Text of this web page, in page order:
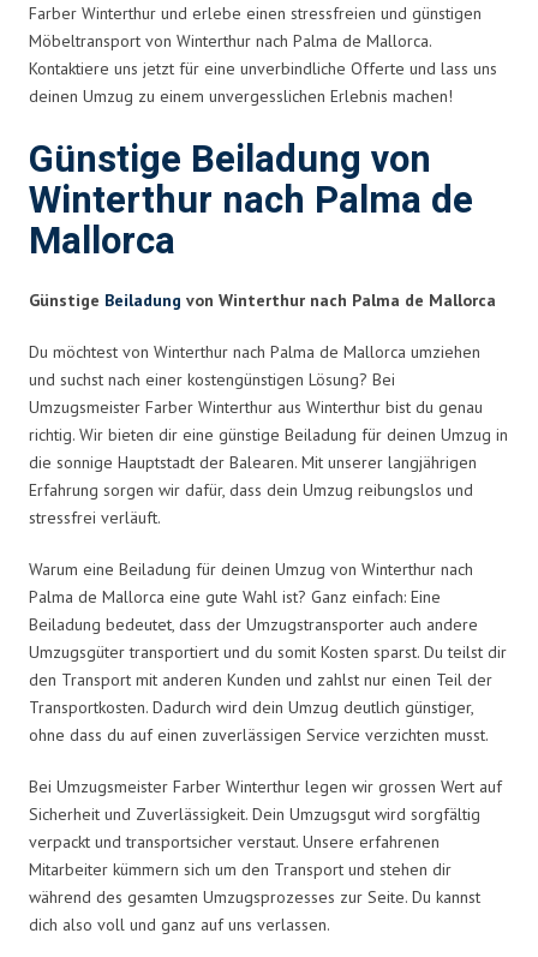
Farber Winterthur und erlebe einen stressfreien und günstigen
Möbeltransport von Winterthur nach Palma de Mallorca.
Kontaktiere uns jetzt für eine unverbindliche Offerte und lass uns
deinen Umzug zu einem unvergesslichen Erlebnis machen!
Günstige Beiladung von
Winterthur nach Palma de
Mallorca
Günstige Beiladung von Winterthur nach Palma de Mallorca
Du möchtest von Winterthur nach Palma de Mallorca umziehen
und suchst nach einer kostengünstigen Lösung? Bei
Umzugsmeister Farber Winterthur aus Winterthur bist du genau
richtig. Wir bieten dir eine günstige Beiladung für deinen Umzug in
die sonnige Hauptstadt der Balearen. Mit unserer langjährigen
Erfahrung sorgen wir dafür, dass dein Umzug reibungslos und
stressfrei verläuft.
Warum eine Beiladung für deinen Umzug von Winterthur nach
Palma de Mallorca eine gute Wahl ist? Ganz einfach: Eine
Beiladung bedeutet, dass der Umzugstransporter auch andere
Umzugsgüter transportiert und du somit Kosten sparst. Du teilst dir
den Transport mit anderen Kunden und zahlst nur einen Teil der
Transportkosten. Dadurch wird dein Umzug deutlich günstiger,
ohne dass du auf einen zuverlässigen Service verzichten musst.
Bei Umzugsmeister Farber Winterthur legen wir grossen Wert auf
Sicherheit und Zuverlässigkeit. Dein Umzugsgut wird sorgfältig
verpackt und transportsicher verstaut. Unsere erfahrenen
Mitarbeiter kümmern sich um den Transport und stehen dir
während des gesamten Umzugsprozesses zur Seite. Du kannst
dich also voll und ganz auf uns verlassen.